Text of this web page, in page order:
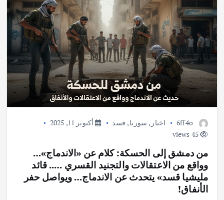
6ff4o اخبار , سوريا, قسد
أكتوبر 11, 2025
45 views
من دمشق إلى الحسكة: كلام عن «الاندماج»…
وواقع من الاعتقالات والتجنيد القسري ….. قائد
مليشيا قسد» يتحدث عن الاندماج… ويواصل حفر
الأنفاق!